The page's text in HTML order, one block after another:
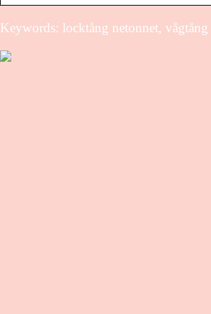
Keywords: locktång netonnet, vågtång